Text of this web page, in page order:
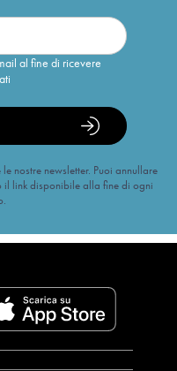
al fine di ricevere
nostre newsletter. Puoi annullare
il link disponibile alla fine di ogni